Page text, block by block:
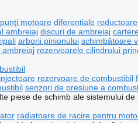
punţi motoare diferentiale reductoare
ambreiaj discuri de ambreiaj
arborii pinionului schimbătoare
ambreiaj rezervoarele cilindrului
injectoare rezervoare de combustibil
senzori de presiune a
piese de schimb ale sistemului
radiatoare de racire pentru